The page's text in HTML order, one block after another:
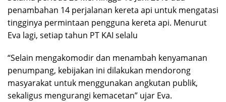
penambahan 14 perjalanan kereta api untuk mengatasi
tingginya permintaan pengguna kereta api. Menurut
Eva lagi, setiap tahun PT KAI selalu
“Selain mengakomodir dan menambah kenyamanan
penumpang, kebijakan ini dilakukan mendorong
masyarakat untuk menggunakan angkutan publik,
sekaligus mengurangi kemacetan” ujar Eva.